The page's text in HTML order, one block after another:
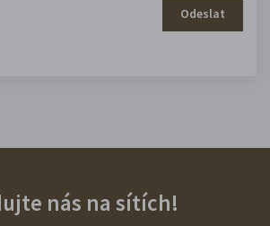
Odeslat
nás na sítích!